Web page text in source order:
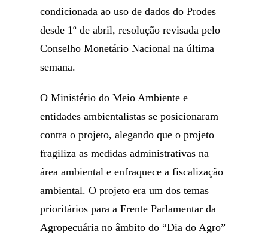
condicionada ao uso de dados do Prodes
desde 1º de abril, resolução revisada pelo
Conselho Monetário Nacional na última
semana.
O Ministério do Meio Ambiente e
entidades ambientalistas se posicionaram
contra o projeto, alegando que o projeto
fragiliza as medidas administrativas na
área ambiental e enfraquece a fiscalização
ambiental. O projeto era um dos temas
prioritários para a Frente Parlamentar da
Agropecuária no âmbito do “Dia do Agro”